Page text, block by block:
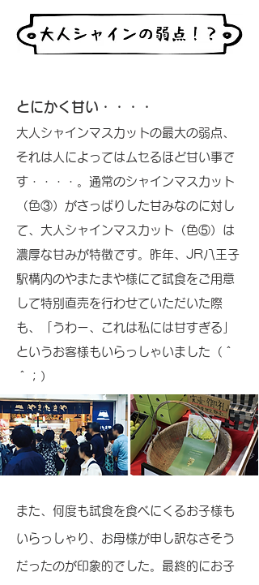
とにかく甘い・・・・
大人シャインマスカットの最大の弱点、
それは人によってはムセるほど甘い事で
す・・・・。通常のシャインマスカット
（色③）がさっぱりした甘みなのに対し
て、大人シャインマスカット（色⑤）は
濃厚な甘みが特徴です。昨年、JR八王子
駅構内のやまたまや様にて試食をご用意
して特別直売を行わせていただいた際
も、「うわー、これは私には甘すぎる」
というお客様もいらっしゃいました（＾
＾；）
また、何度も試食を食べにくるお子様も
いらっしゃり、お母様が申し訳なさそう
だったのが印象的でした。最終的にお子